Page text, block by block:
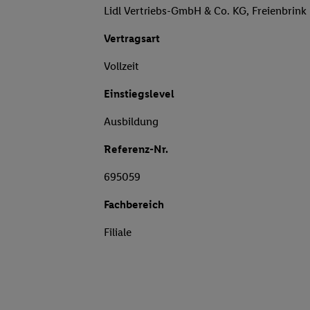
Lidl Vertriebs-GmbH & Co. KG,
Vertragsart
Vollzeit
Einstiegslevel
Ausbildung
Referenz-Nr.
695059
Fachbereich
Filiale